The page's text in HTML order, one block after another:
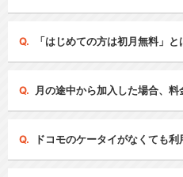
「はじめての方は初月無料」と
月の途中から加入した場合、料
ドコモのケータイがなくても利